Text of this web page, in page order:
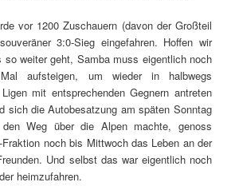
vor 1200 Zuschauern (davon der Großteil
3:0-Sieg eingefahren. Hoffen wir
weiter geht, Samba muss eigentlich noch
aufsteigen, um wieder in halbwegs
mit entsprechenden Gegnern antreten
sich die Autobesatzung am späten Sonntag
Weg über die Alpen machte, genoss
Fraktion noch bis Mittwoch das Leben an der
Und selbst das war eigentlich noch
heimzufahren.